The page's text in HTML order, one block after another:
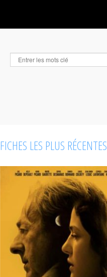
FICHES LES PLUS RÉCENTES